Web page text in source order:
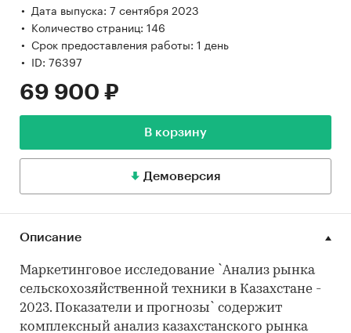
Дата выпуска: 7 сентября 2023
Количество страниц: 146
Срок предоставления работы: 1 день
ID: 76397
69 900 ₽
В корзину
Демоверсия
Описание
Маркетинговое исследование `Анализ рынка
сельскохозяйственной техники в Казахстане -
2023. Показатели и прогнозы` содержит
комплексный анализ казахстанского рынка